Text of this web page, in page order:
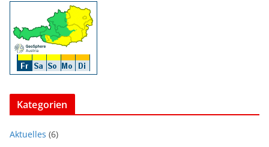
Kategorien
Aktuelles (6)